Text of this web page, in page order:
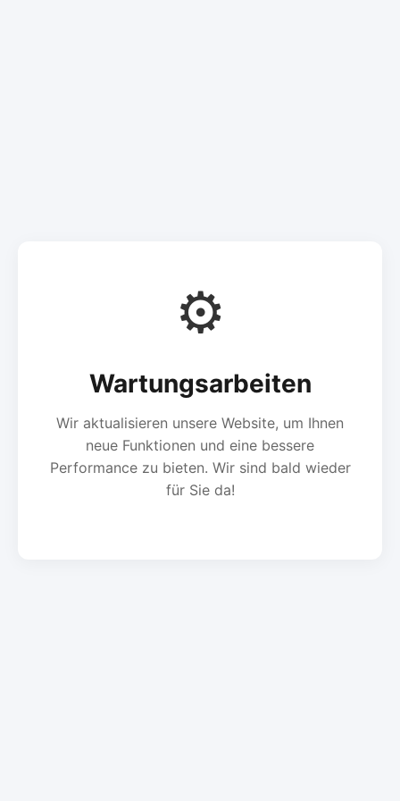
⚙️
Wartungsarbeiten
Wir aktualisieren unsere Website, um Ihnen
neue Funktionen und eine bessere
Performance zu bieten. Wir sind bald wieder
für Sie da!